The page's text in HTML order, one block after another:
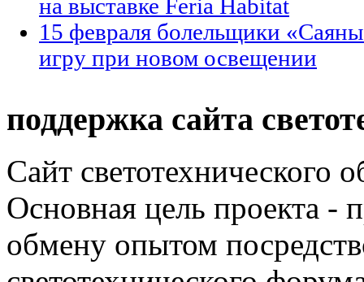
на выставке Feria Habitat
15 февраля болельщики
игру при новом освещении
поддержка сайта
Сайт светотехнического
Основная цель проекта -
обмену опытом